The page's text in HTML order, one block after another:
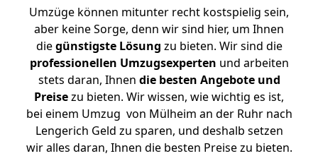
Umzüge können mitunter recht kostspielig sein,
aber keine Sorge, denn wir sind hier, um Ihnen
diegünstigste Lösung zu bieten. Wir sind die
professionellen Umzugsexperten und arbeiten
stets daran, Ihnen die besten Angebote und
Preisezu bieten. Wir wissen, wie wichtig es ist,
bei einem Umzug von Mülheim an der Ruhr nach
Lengerich Geld zu sparen, und deshalb setzen
wir alles daran, Ihnen die besten Preise zu bieten.